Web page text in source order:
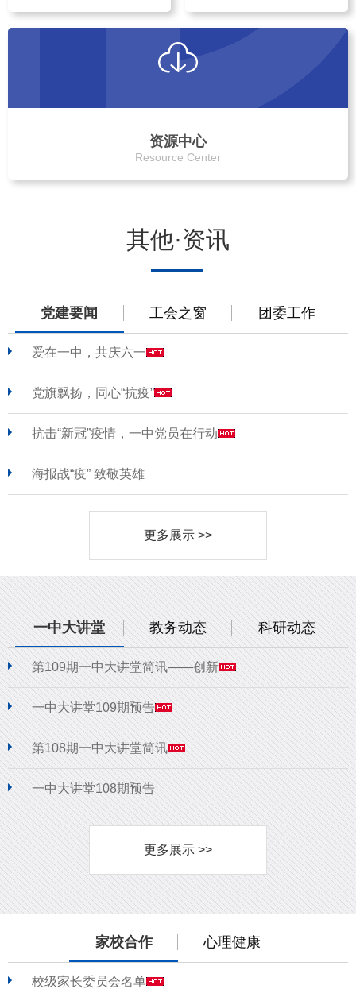
资源中心
Resource Center
其他·资讯
党建要闻 工会之窗 团委工作
爱在一中，共庆六一
党旗飘扬，同心“抗疫”
抗击“新冠”疫情，一中党员在行动
海报战“疫” 致敬英雄
更多展示 >>
一中大讲堂 教务动态 科研动态
第109期一中大讲堂简讯——创新
一中大讲堂109期预告
第108期一中大讲堂简讯
一中大讲堂108期预告
更多展示 >>
家校合作 心理健康
校级家长委员会名单